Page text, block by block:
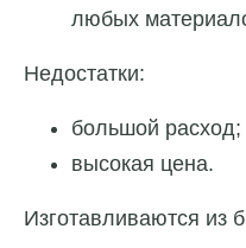
любых
Недостатки:
большой расход;
высокая цена.
Изготавливаются из